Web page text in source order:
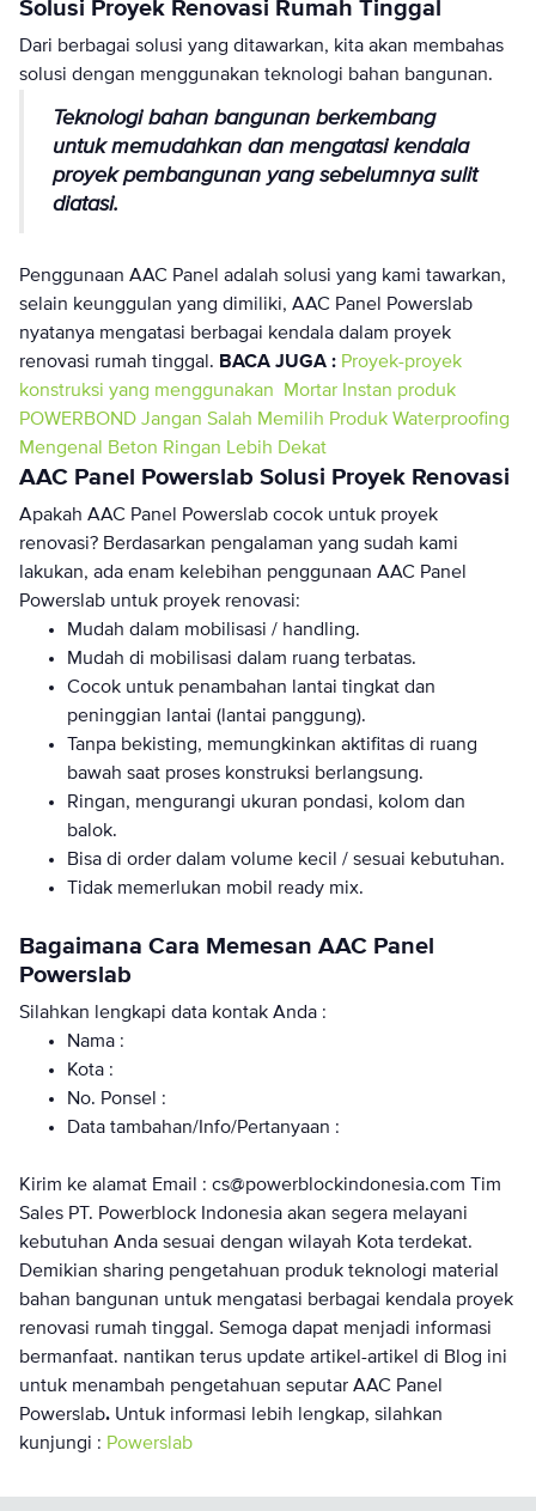
Solusi Proyek Renovasi Rumah Tinggal
Dari berbagai solusi yang ditawarkan, kita akan membahas
solusi dengan menggunakan teknologi bahan bangunan.
Teknologi bahan bangunan berkembang
untuk memudahkan dan mengatasi kendala
proyek pembangunan yang sebelumnya sulit
diatasi.
Penggunaan AAC Panel adalah solusi yang kami tawarkan,
selain keunggulan yang dimiliki, AAC Panel Powerslab
nyatanya mengatasi berbagai kendala dalam proyek
renovasi rumah tinggal. BACA JUGA : Proyek-proyek
konstruksi yang menggunakan Mortar Instan produk
POWERBOND Jangan Salah Memilih Produk Waterproofing
Mengenal Beton Ringan Lebih Dekat
AAC Panel Powerslab Solusi Proyek Renovasi
Apakah AAC Panel Powerslab cocok untuk proyek
renovasi? Berdasarkan pengalaman yang sudah kami
lakukan, ada enam kelebihan penggunaan AAC Panel
Powerslab untuk proyek renovasi:
Mudah dalam mobilisasi / handling.
Mudah di mobilisasi dalam ruang terbatas.
Cocok untuk penambahan lantai tingkat dan
peninggian lantai (lantai panggung).
Tanpa bekisting, memungkinkan aktifitas di ruang
bawah saat proses konstruksi berlangsung.
Ringan, mengurangi ukuran pondasi, kolom dan
balok.
Bisa di order dalam volume kecil / sesuai kebutuhan.
Tidak memerlukan mobil ready mix.
Bagaimana Cara Memesan AAC Panel
Powerslab
Silahkan lengkapi data kontak Anda :
Nama :
Kota :
No. Ponsel :
Data tambahan/Info/Pertanyaan :
Kirim ke alamat Email : cs@powerblockindonesia.com Tim
Sales PT. Powerblock Indonesia akan segera melayani
kebutuhan Anda sesuai dengan wilayah Kota terdekat.
Demikian sharing pengetahuan produk teknologi material
bahan bangunan untuk mengatasi berbagai kendala proyek
renovasi rumah tinggal. Semoga dapat menjadi informasi
bermanfaat. nantikan terus update artikel-artikel di Blog ini
untuk menambah pengetahuan seputar AAC Panel
Powerslab. Untuk informasi lebih lengkap, silahkan
kunjungi : Powerslab